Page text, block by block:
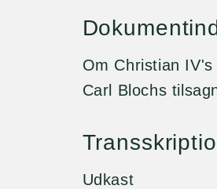
Om Christian
Carl Blochs
Udkast